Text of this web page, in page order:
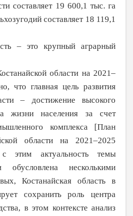
составляет 19 600,1 тыс. га
составляет 18 119,1
– это крупный аграрный
обла­сти на 2021–
что главная цель развития
– достижение высокого
жизни населения за счет
комплекса [План
области на 2021–2025
актуальность темы
обусловлена несколькими
Костанайская область в
сохранить роль центра
в этом контексте анализ